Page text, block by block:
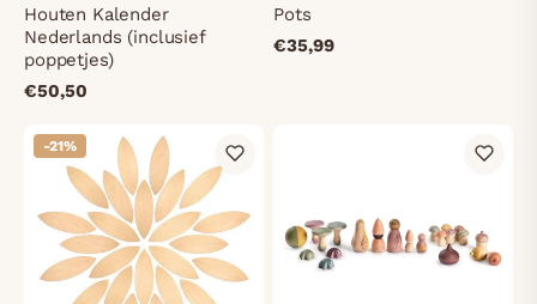
Houten Kalender
Nederlands (inclusief
poppetjes)
€50,50
Pots
€35,99
-21%